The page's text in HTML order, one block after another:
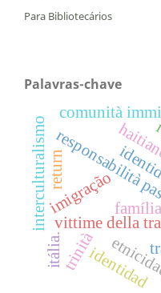
Para Bibliotecários
Palavras-chave
vittime della
responsabilità
imigração família
interculturalismo
comunità
identidad
trinità
return
itália.